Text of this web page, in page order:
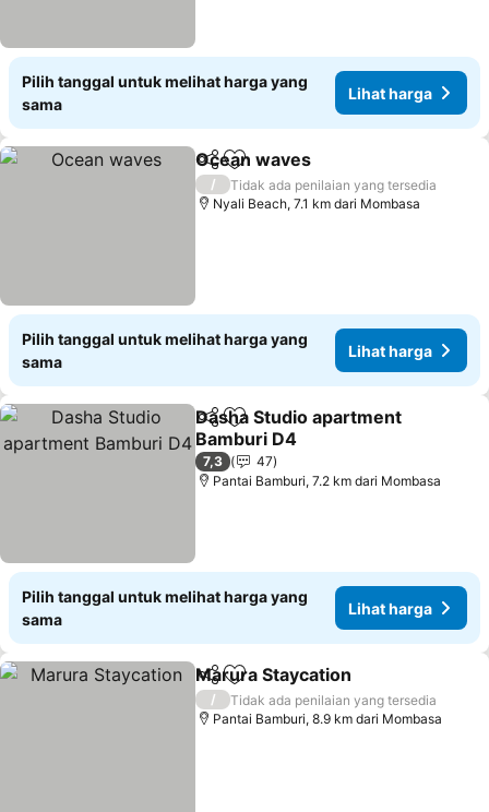
Pilih tanggal untuk melihat harga yang
sama
Lihat harga
BagikanTambahkan ke favorit
Ocean waves
/
Tidak ada penilaian yang tersedia
Nyali Beach, 7.1 km dari Mombasa
Pilih tanggal untuk melihat harga yang
sama
Lihat harga
BagikanTambahkan ke favorit
Dasha Studio apartment
Bamburi D4
Lihat harga
7,3
47
Pantai Bamburi, 7.2 km dari Mombasa
Pilih tanggal untuk melihat harga yang
sama
Lihat harga
BagikanTambahkan ke favorit
Marura Staycation
/
Tidak ada penilaian yang tersedia
Pantai Bamburi, 8.9 km dari Mombasa